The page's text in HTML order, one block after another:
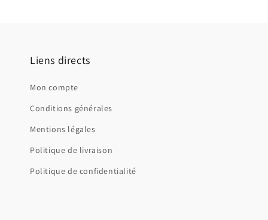
Liens directs
Mon compte
Conditions générales
Mentions légales
Politique de livraison
Politique de confidentialité